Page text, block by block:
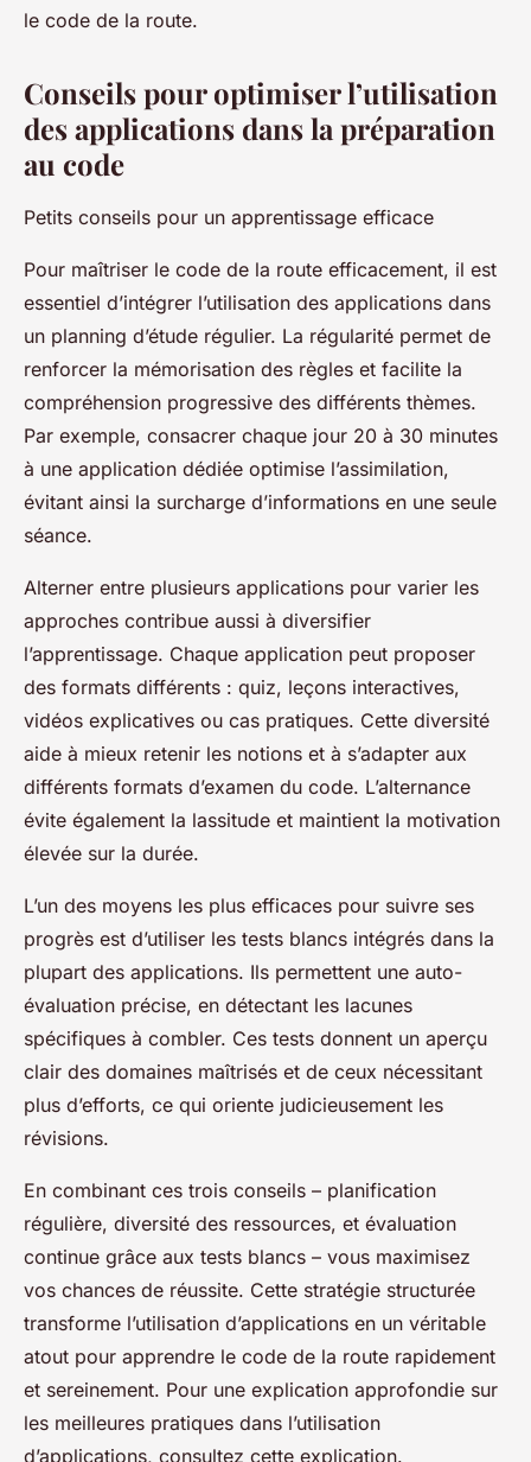
le code de la route.
Conseils pour optimiser l’utilisation
des applications dans la préparation
au code
Petits conseils pour un apprentissage efficace
Pour maîtriser le code de la route efficacement, il est
essentiel d’intégrer l’utilisation des applications dans
un planning d’étude régulier. La régularité permet de
renforcer la mémorisation des règles et facilite la
compréhension progressive des différents thèmes.
Par exemple, consacrer chaque jour 20 à 30 minutes
à une application dédiée optimise l’assimilation,
évitant ainsi la surcharge d’informations en une seule
séance.
Alterner entre plusieurs applications pour varier les
approches contribue aussi à diversifier
l’apprentissage. Chaque application peut proposer
des formats différents : quiz, leçons interactives,
vidéos explicatives ou cas pratiques. Cette diversité
aide à mieux retenir les notions et à s’adapter aux
différents formats d’examen du code. L’alternance
évite également la lassitude et maintient la motivation
élevée sur la durée.
L’un des moyens les plus efficaces pour suivre ses
progrès est d’utiliser les tests blancs intégrés dans la
plupart des applications. Ils permettent une auto-
évaluation précise, en détectant les lacunes
spécifiques à combler. Ces tests donnent un aperçu
clair des domaines maîtrisés et de ceux nécessitant
plus d’efforts, ce qui oriente judicieusement les
révisions.
En combinant ces trois conseils – planification
régulière, diversité des ressources, et évaluation
continue grâce aux tests blancs – vous maximisez
vos chances de réussite. Cette stratégie structurée
transforme l’utilisation d’applications en un véritable
atout pour apprendre le code de la route rapidement
et sereinement. Pour une explication approfondie sur
les meilleures pratiques dans l’utilisation
d’applications, consultez cette explication.